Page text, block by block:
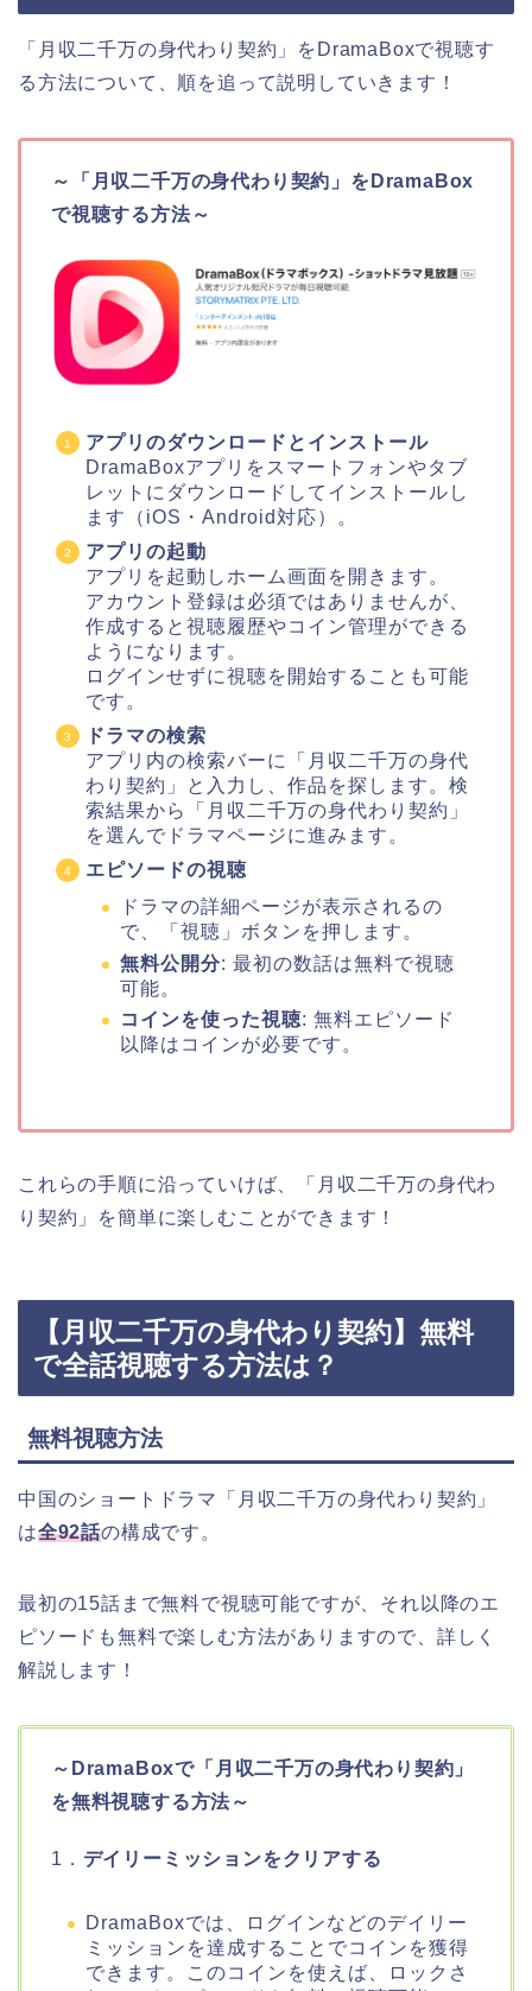
「月収二千万の身代わり契約」をDramaBoxで視聴す
る方法について、順を追って説明していきます！
～「月収二千万の身代わり契約」をDramaBox
で視聴する方法～
アプリのダウンロードとインストール
DramaBoxアプリをスマートフォンやタブ
レットにダウンロードしてインストールし
ます（iOS・Android対応）。
アプリの起動
アプリを起動しホーム画面を開きます。
アカウント登録は必須ではありませんが、
作成すると視聴履歴やコイン管理ができる
ようになります。
ログインせずに視聴を開始することも可能
です。
ドラマの検索
アプリ内の検索バーに「月収二千万の身代
わり契約」と入力し、作品を探します。検
索結果から「月収二千万の身代わり契約」
を選んでドラマページに進みます。
エピソードの視聴
ドラマの詳細ページが表示されるの
で、「視聴」ボタンを押します。
無料公開分: 最初の数話は無料で視聴
可能。
コインを使った視聴: 無料エピソード
以降はコインが必要です。
これらの手順に沿っていけば、「月収二千万の身代わ
り契約」を簡単に楽しむことができます！
【月収二千万の身代わり契約】無料
で全話視聴する方法は？
無料視聴方法
中国のショートドラマ「月収二千万の身代わり契約」
は全92話の構成です。
最初の15話まで無料で視聴可能ですが、それ以降のエ
ピソードも無料で楽しむ方法がありますので、詳しく
解説します！
～DramaBoxで「月収二千万の身代わり契約」
を無料視聴する方法～
1． デイリーミッションをクリアする
DramaBoxでは、ログインなどのデイリー
ミッションを達成することでコインを獲得
できます。このコインを使えば、ロックさ